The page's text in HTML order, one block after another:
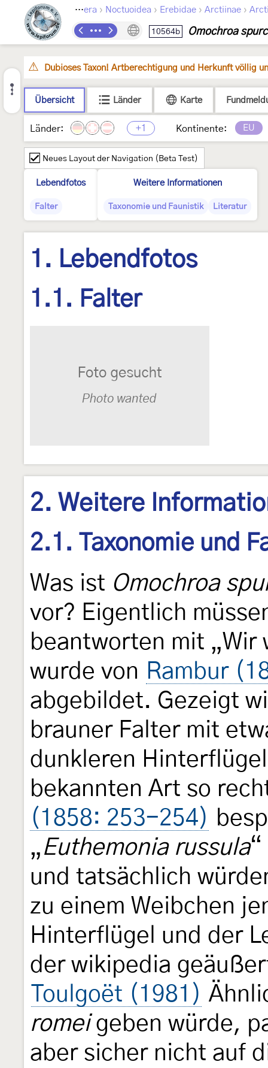
Lepidoptera › Noctuoidea › Erebidae › Arctiinae ›
10564b Omochroa
Dubioses Taxon! Artberechtigung und Herkunft völlig
Übersicht Länder Karte
Länder: +1 Kontinente: EU
Neues Layout der Navigation (Beta Test)
Lebendfotos
Falter
Weitere Informationen
Taxonomie und Faunistik Literatur
1. Lebendfotos
1.1. Falter
2. Weitere
2.1. Taxonomie und
Was ist Omochroa
vor? Eigentlich
beantworten mit „Wir
wurde von Rambur
abgebildet. Gezeigt
brauner Falter mit
dunkleren
bekannten Art so
(1858: 253-254)
„Euthemonia russula
und tatsächlich
zu einem Weibchen
Hinterflügel und der
der wikipedia
Toulgoët (1981)
romeigeben würde,
aber sicher nicht auf